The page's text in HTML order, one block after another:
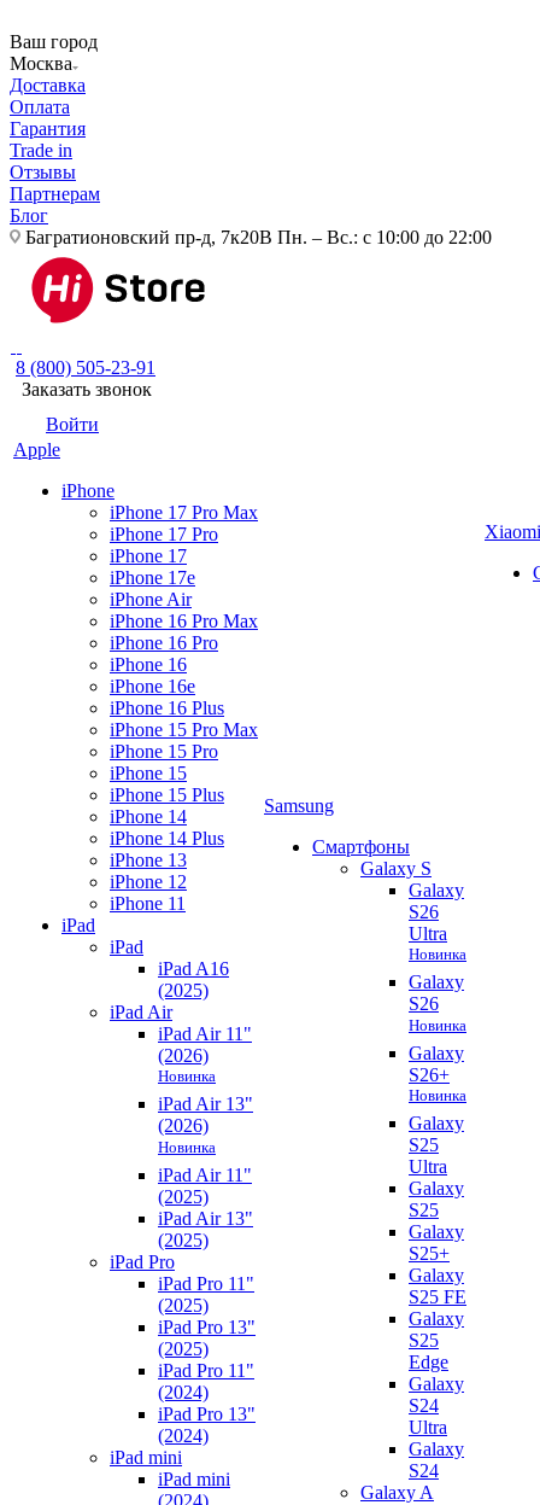
Ваш город
Москва
Доставка
Оплата
Гарантия
Trade in
Отзывы
Партнерам
Блог
Багратионовский пр-д, 7к20В Пн. – Вс.: с 10:00 до 22:00
8 (800) 505-23-91
Заказать звонок
Войти
Apple
iPhone
iPhone 17 Pro Max
iPhone 17 Pro
iPhone 17
iPhone 17e
iPhone Air
iPhone 16 Pro Max
iPhone 16 Pro
iPhone 16
iPhone 16e
iPhone 16 Plus
iPhone 15 Pro Max
iPhone 15 Pro
iPhone 15
iPhone 15 Plus
iPhone 14
iPhone 14 Plus
iPhone 13
iPhone 12
iPhone 11
iPad
iPad
iPad A16
(2025)
iPad Air
iPad Air 11"
(2026)
Новинка
iPad Air 13"
(2026)
Новинка
iPad Air 11"
(2025)
iPad Air 13"
(2025)
iPad Pro
iPad Pro 11"
(2025)
iPad Pro 13"
(2025)
iPad Pro 11"
(2024)
iPad Pro 13"
(2024)
iPad mini
iPad mini
(2024)
Samsung
Смартфоны
Galaxy S
Galaxy
S26
Ultra
Новинка
Galaxy
S26
Новинка
Galaxy
S26+
Новинка
Galaxy
S25
Ultra
Galaxy
S25
Galaxy
S25+
Galaxy
S25 FE
Galaxy
S25
Edge
Galaxy
S24
Ultra
Galaxy
S24
Galaxy A
Xiaomi